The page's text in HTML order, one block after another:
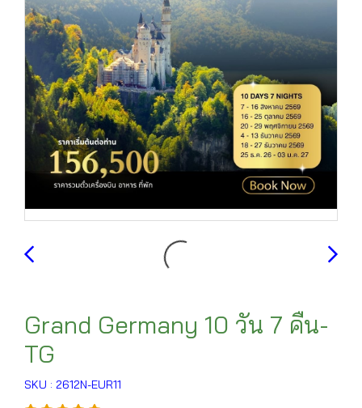
Grand Germany 10 วัน 7 คืน-
TG
SKU : 2612N-EUR11